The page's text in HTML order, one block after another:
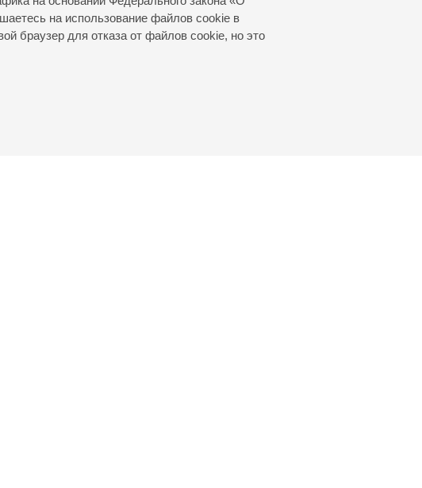
на использование файлов cookie в
браузер для отказа от файлов cookie, но это